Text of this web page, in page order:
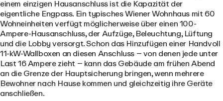
einem einzigen Hausanschluss ist die Kapazität der
eigentliche Engpass. Ein typisches Wiener Wohnhaus mit 60
Wohneinheiten verfügt möglicherweise über einen 100-
Ampere-Hausanschluss, der Aufzüge, Beleuchtung, Lüftung
und die Lobby versorgt. Schon das Hinzufügen einer Handvoll
11-kW-Wallboxen an diesen Anschluss – von denen jede unter
Last 16 Ampere zieht – kann das Gebäude am frühen Abend
an die Grenze der Hauptsicherung bringen, wenn mehrere
Bewohner nach Hause kommen und gleichzeitig ihre Geräte
anschließen.